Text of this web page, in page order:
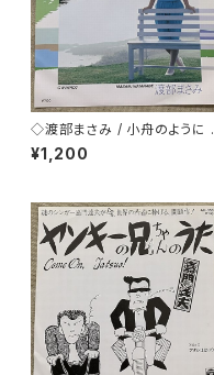
◇渡部まさみ / 小舟のように
oving You
¥1,200